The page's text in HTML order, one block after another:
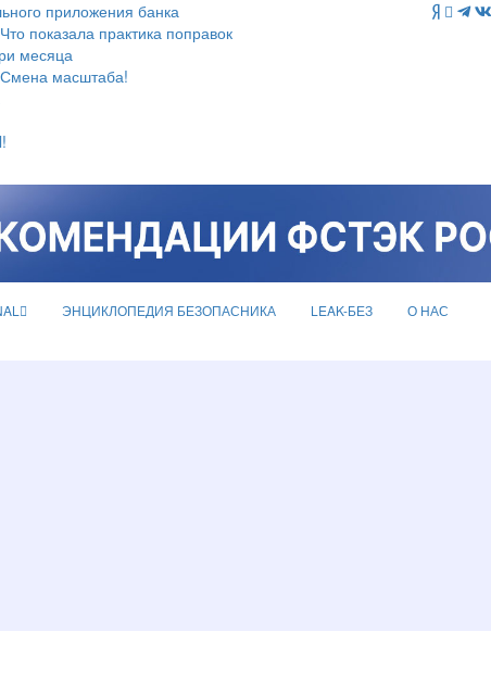
приложения банка
показала практика поправок
месяца
масштаба!
ЭНЦИКЛОПЕДИЯ БЕЗОПАСНИКА LEAK-БЕЗ О НАС